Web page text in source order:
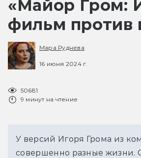
«Майор Гром:
фильм против
Мара Руднева
16 июня 2024 г.
50681
9 минут на чтение
У версий Игоря Грома из
совершенно разные жизни.